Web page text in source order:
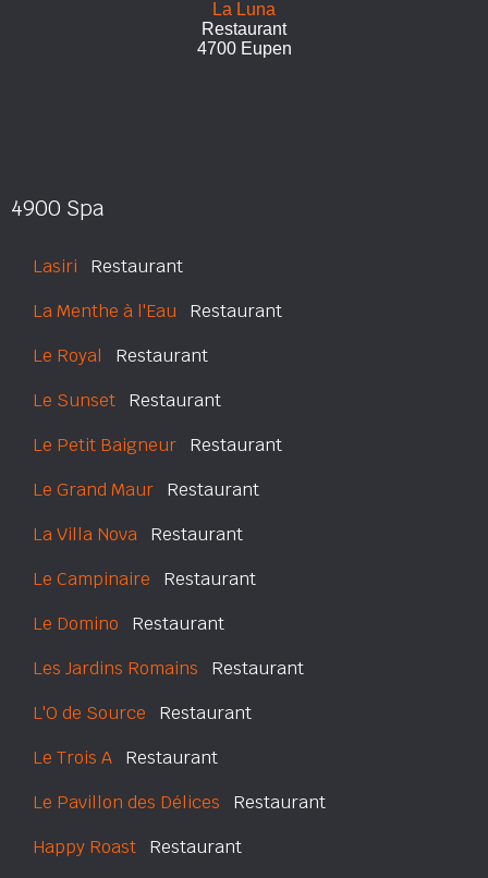
La Luna
Restaurant
4700 Eupen
4900 Spa
Lasiri Restaurant
La Menthe à l'Eau Restaurant
Le Royal Restaurant
Le Sunset Restaurant
Le Petit Baigneur Restaurant
Le Grand Maur Restaurant
La Villa Nova Restaurant
Le Campinaire Restaurant
Le Domino Restaurant
Les Jardins Romains Restaurant
L'O de Source Restaurant
Le Trois A Restaurant
Le Pavillon des Délices Restaurant
Happy Roast Restaurant